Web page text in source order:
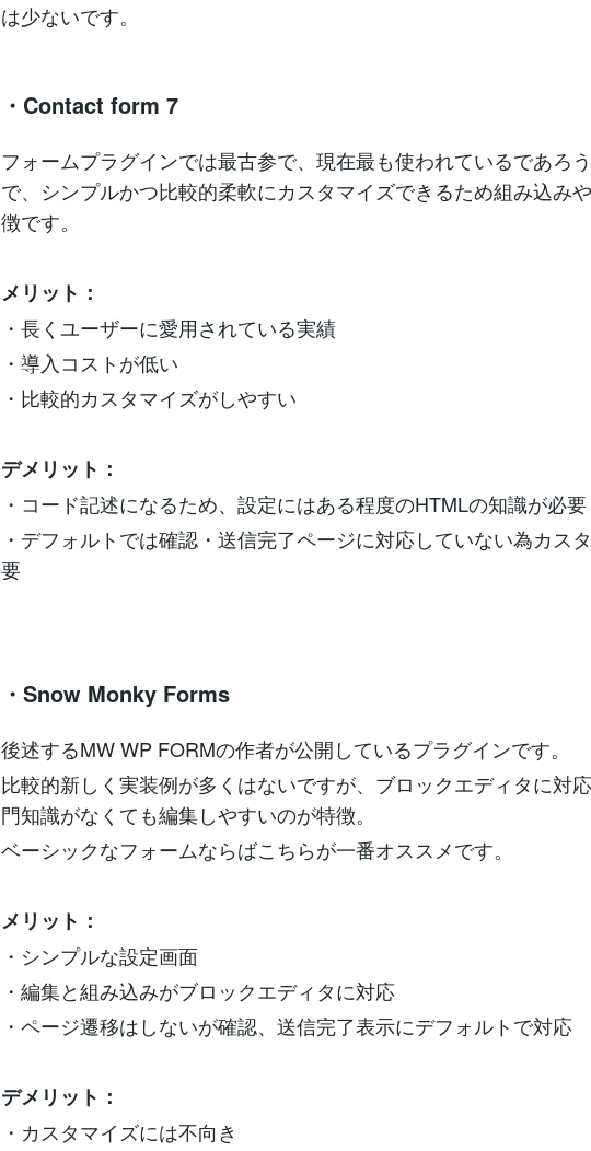
は少ないです。
・Contact form 7
フォームプラグインでは最古参で、現在最も使われているであろ
で、シンプルかつ比較的柔軟にカスタマイズできるため組み込み
徴です。
メリット：
・長くユーザーに愛用されている実績
・導入コストが低い
・比較的カスタマイズがしやすい
デメリット：
・コード記述になるため、設定にはある程度のHTMLの知識が必要
・デフォルトでは確認・送信完了ページに対応していない為カス
要
・Snow Monky Forms
後述するMW WP FORMの作者が公開しているプラグインです。
比較的新しく実装例が多くはないですが、ブロックエディタに対
門知識がなくても編集しやすいのが特徴。
ベーシックなフォームならばこちらが一番オススメです。
メリット：
・シンプルな設定画面
・編集と組み込みがブロックエディタに対応
・ページ遷移はしないが確認、送信完了表示にデフォルトで対応
デメリット：
・カスタマイズには不向き